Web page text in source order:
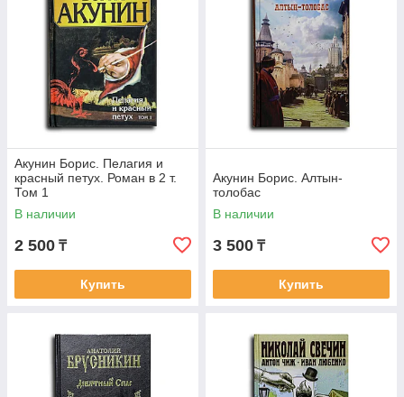
Акунин Борис. Пелагия и
красный петух. Роман в 2 т.
Том 1
В наличии
2 500 ₸
Купить
Акунин Борис. Алтын-
толобас
В наличии
3 500 ₸
Купить